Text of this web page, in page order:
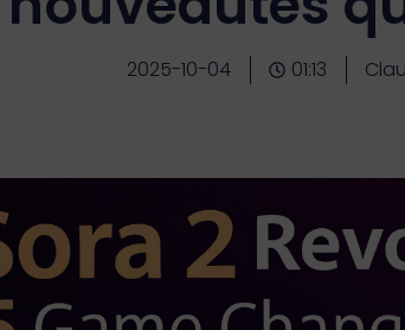
2025-10-04 01:13